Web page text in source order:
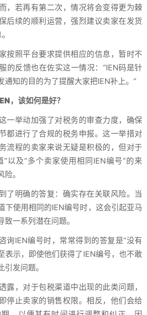
，若再有第二次，情况将会变得更为棘
后续的顺利运营，强烈建议卖家在发货
按照平台要求提供相应的信息，暂时不
的反馈也在佐实这一情况：“IEN码是针
通知的目的为了提醒大家把IEN补上。”
，该如何是好？
一举动加强了对税务的审查力度，确保
都进行了合规的税务申报。这一举措对
流程的卖家来说无疑是积极的，但对于
”以及“多个卖家使用相同IEN编号”的来
。
了明确的答复：确实存在关联风险。当
下使用相同的IEN编号时，这会引起亚马
一系列潜在问题。
询IEN编号时，常常得到的答复是“没有
表示，即使他们获得了IEN编号，也不敢
发问题。
露，对于包税渠道中出现的此类问题，
停止卖家的销售权限。相反，他们会给